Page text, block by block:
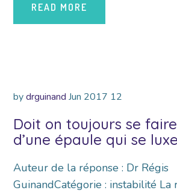
READ MORE
by drguinand Jun 2017 12
Doit on toujours se
d’une épaule qui se
Auteur de la réponse : Dr Régis
GuinandCatégorie : instabilité La